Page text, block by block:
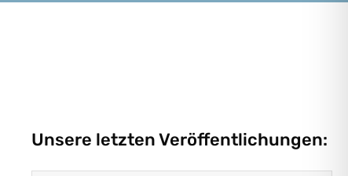
Unsere letzten Veröffentlichungen: